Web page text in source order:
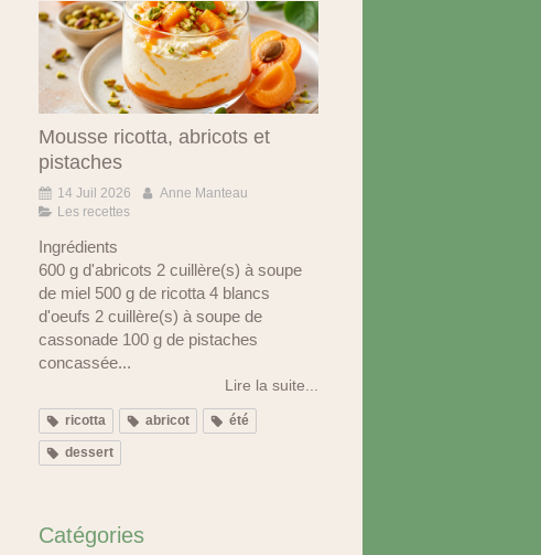
Mousse ricotta, abricots et
pistaches
14 Juil 2026
Anne Manteau
Les recettes
Ingrédients
600 g d'abricots 2 cuillère(s) à soupe
de miel 500 g de ricotta 4 blancs
d'oeufs 2 cuillère(s) à soupe de
cassonade 100 g de pistaches
concassée...
Lire la suite...
ricotta abricot été
dessert
Catégories